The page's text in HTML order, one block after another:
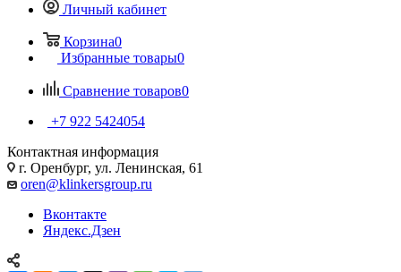
Личный кабинет
Корзина0
Избранные товары0
Сравнение товаров0
+7 922 5424054
Контактная информация
г. Оренбург, ул. Ленинская, 61
oren@klinkersgroup.ru
Вконтакте
Яндекс.Дзен